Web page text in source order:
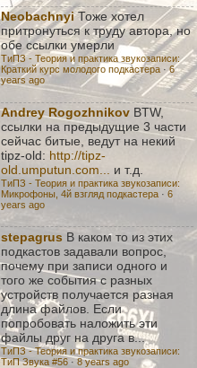
Neobachnyi Тоже хотел
притронуться к труду автора, но
обе ссылки умерли
ТиПЗ - Теория и практика звукозаписи:
Краткий курс молодого подкастера ·6
years ago
Andrey Rogozhnikov BTW,
ссылки на предыдущие 3 части
сейчас битые, ведут на некий
tipz-old: http://tipz-
old.umputun.com...
и т.д.
ТиПЗ - Теория и практика звукозаписи:
Микрофоны, 4й взгляд подкастера · 6
years ago
stepagrus В каком то из этих
подкастов задавали вопрос,
почему при записи одного и
того же события с разных
устройств получается разная
длина файлов. Если
попробовать наложить эти
файлы друг на друга в...
ТиПЗ - Теория и практика звукозаписи:
ТиП Звука #56 ·8 years ago